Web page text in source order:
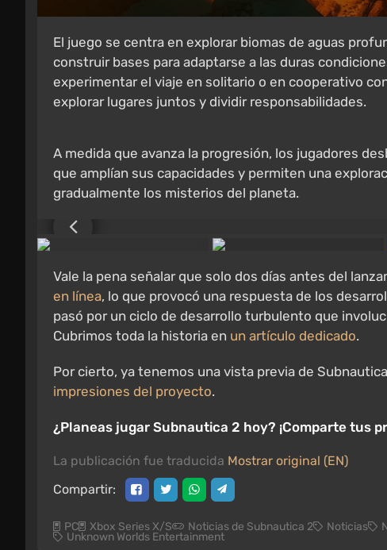
El juego se centra en explorar biomas de aguas
construir bases para adaptarse a las duras
experimentar el viaje en solitario o en cooperativo
explorar lugares juntos y dividir responsabilidades.
A medida que avanza la progresión, los jugadores
que amplían sus capacidades y permiten una
gradualmente los misterios del planeta.
Vale la pena señalar que solo dos días antes del
en línea, lo que provocó una respuesta de los
pasó por un ciclo de desarrollo turbulento que
Cubrimos toda la historia en un artículo dedicado.
Por cierto, ya tenemos una vista previa de
impresiones del proyecto.
¿Planeas jugar Subnautica 2 hoy? ¡Comparte tus
La publicación fue traducida Mostrar original (EN)
Compartir:
PC Xbox Series X/S Noticias de Subnautica 2 Noticias
Unknown Worlds Entertainment